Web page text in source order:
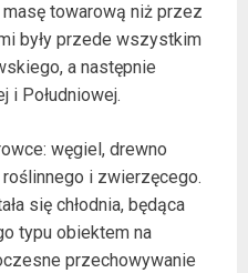
towarową niż przez
były przede wszystkim
a następnie
i Południowej.
węgiel, drewno
i zwierzęcego.
się chłodnia, będąca
typu obiektem na
przechowywanie